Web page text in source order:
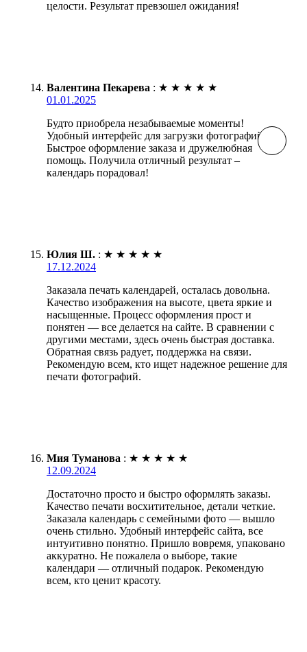
целости. Результат превзошел ожидания!
Валентина Пекарева : ★ ★ ★ ★ ★
01.01.2025
Будто приобрела незабываемые моменты!
Удобный интерфейс для загрузки фотографий.
Быстрое оформление заказа и дружелюбная
помощь. Получила отличный результат –
календарь порадовал!
Юлия Ш. : ★ ★ ★ ★ ★
17.12.2024
Заказала печать календарей, осталась довольна.
Качество изображения на высоте, цвета яркие и
насыщенные. Процесс оформления прост и
понятен — все делается на сайте. В сравнении с
другими местами, здесь очень быстрая доставка.
Обратная связь радует, поддержка на связи.
Рекомендую всем, кто ищет надежное решение для
печати фотографий.
Мия Туманова : ★ ★ ★ ★ ★
12.09.2024
Достаточно просто и быстро оформлять заказы.
Качество печати восхитительное, детали четкие.
Заказала календарь с семейными фото — вышло
очень стильно. Удобный интерфейс сайта, все
интуитивно понятно. Пришло вовремя, упаковано
аккуратно. Не пожалела о выборе, такие
календари — отличный подарок. Рекомендую
всем, кто ценит красоту.